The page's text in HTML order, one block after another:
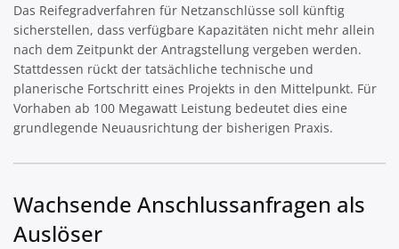
Das Reifegradverfahren für Netzanschlüsse soll künftig
sicherstellen, dass verfügbare Kapazitäten nicht mehr allein
nach dem Zeitpunkt der Antragstellung vergeben werden.
Stattdessen rückt der tatsächliche technische und
planerische Fortschritt eines Projekts in den Mittelpunkt. Für
Vorhaben ab 100 Megawatt Leistung bedeutet dies eine
grundlegende Neuausrichtung der bisherigen Praxis.
Wachsende Anschlussanfragen als
Auslöser